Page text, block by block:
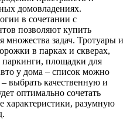
домовладениях.
в сочетании с
позволяют купить
множества задач. Тротуары и
в парках и скверах,
площадки для
у дома – список можно
выбрать качественную и
оптимально сочетать
характеристики, разумную